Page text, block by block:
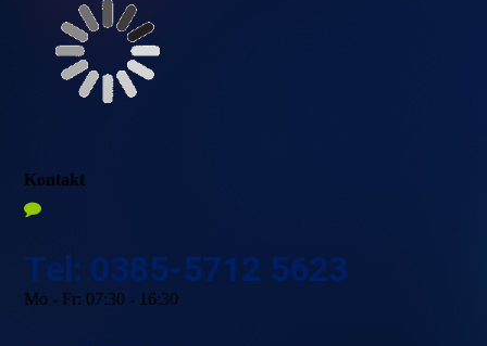
Kontakt
Tel: 0385-5712 5623
Mo - Fr: 07:30 - 16:30